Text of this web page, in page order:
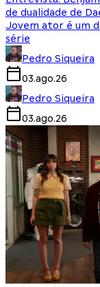
de dualidade de
Jovem ator é um
série
Pedro Siqueira
03.ago.26
Pedro Siqueira
03.ago.26